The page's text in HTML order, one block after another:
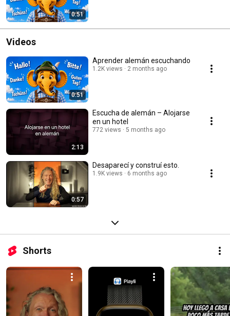
0:51
Videos
0:51
Aprender alemán escuchando
1.2K views 2 months ago
2:13
Escucha de alemán – Alojarse
en un hotel
772 views 5 months ago
0:57
Desaparecí y construí esto.
1.9K views 6 months ago
Shorts